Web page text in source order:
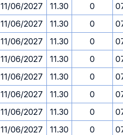
11/06/2027 11.30 0
11/06/2027 11.30 0
11/06/2027 11.30 0
11/06/2027 11.30 0
11/06/2027 11.30 0
11/06/2027 11.30 0
11/06/2027 11.30 0
11/06/2027 11.30 0